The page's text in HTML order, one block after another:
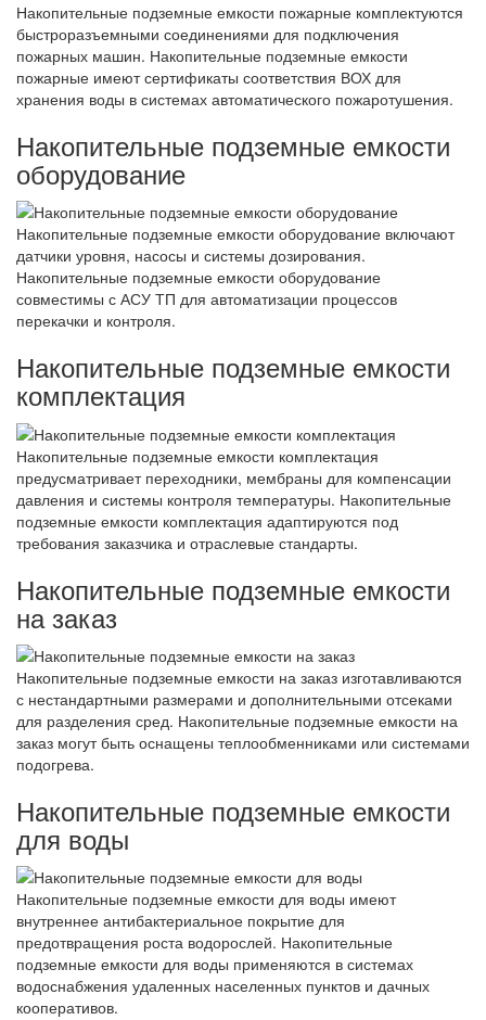
Накопительные подземные емкости пожарные комплектуются
быстроразъемными соединениями для подключения
пожарных машин. Накопительные подземные емкости
пожарные имеют сертификаты соответствия ВОХ для
хранения воды в системах автоматического пожаротушения.
Накопительные подземные емкости
оборудование
Накопительные подземные емкости оборудование включают
датчики уровня, насосы и системы дозирования.
Накопительные подземные емкости оборудование
совместимы с АСУ ТП для автоматизации процессов
перекачки и контроля.
Накопительные подземные емкости
комплектация
Накопительные подземные емкости комплектация
предусматривает переходники, мембраны для компенсации
давления и системы контроля температуры. Накопительные
подземные емкости комплектация адаптируются под
требования заказчика и отраслевые стандарты.
Накопительные подземные емкости
на заказ
Накопительные подземные емкости на заказ изготавливаются
с нестандартными размерами и дополнительными отсеками
для разделения сред. Накопительные подземные емкости на
заказ могут быть оснащены теплообменниками или системами
подогрева.
Накопительные подземные емкости
для воды
Накопительные подземные емкости для воды имеют
внутреннее антибактериальное покрытие для
предотвращения роста водорослей. Накопительные
подземные емкости для воды применяются в системах
водоснабжения удаленных населенных пунктов и дачных
кооперативов.